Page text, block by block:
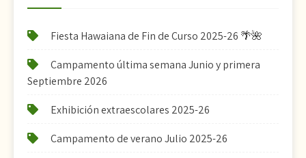
Fiesta Hawaiana de Fin de Curso 2025-26 🌴🌺
Campamento última semana Junio y primera
Septiembre 2026
Exhibición extraescolares 2025-26
Campamento de verano Julio 2025-26